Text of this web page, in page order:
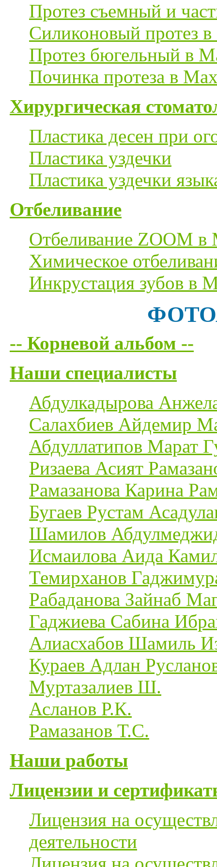
Протез съемный и
Силиконовый протез
Протез бюгельный в
Починка протеза в
Хирургическая
Пластика десен при
Пластика уздечки
Пластика уздечки
Отбеливание
Отбеливание ZOOM в
Химическое
Инкрустация зубов в
-- Корневой альбом --
Наши специалисты
Абдулкадырова
Салахбиев Айдемир
Абдуллатипов Марат
Ризаева Асият
Рамазанова Карина
Бугаев Рустам
Шамилов
Исмаилова Аида
Темирханов
Рабаданова Зайнаб
Гаджиева Сабина
Алиасхабов Шамиль
Кураев Адлан
Муртазалиев Ш.
Асланов Р.К.
Рамазанов Т.С.
Наши работы
Лицензии и
Лицензия на
деятельности